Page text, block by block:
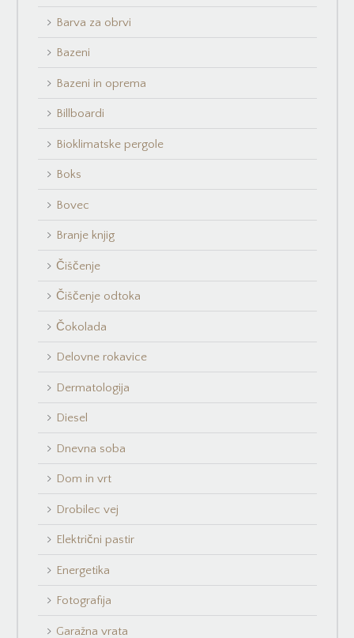
Barva za obrvi
Bazeni
Bazeni in oprema
Billboardi
Bioklimatske pergole
Boks
Bovec
Branje knjig
Čiščenje
Čiščenje odtoka
Čokolada
Delovne rokavice
Dermatologija
Diesel
Dnevna soba
Dom in vrt
Drobilec vej
Električni pastir
Energetika
Fotografija
Garažna vrata